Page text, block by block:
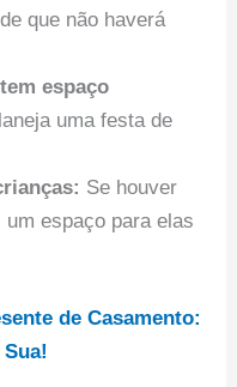
que não haverá
espaço
uma festa de
Se houver
espaço para elas
de Casamento: